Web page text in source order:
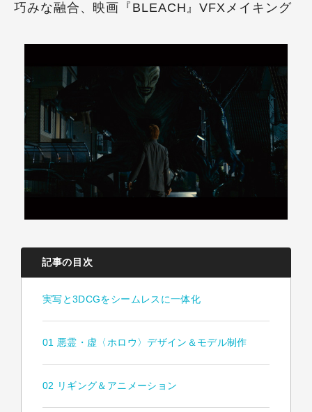
巧みな融合、映画『BLEACH』VFXメイキング
記事の目次
実写と3DCGをシームレスに一体化
01 悪霊・虚〈ホロウ〉デザイン＆モデル制作
02 リギング＆アニメーション